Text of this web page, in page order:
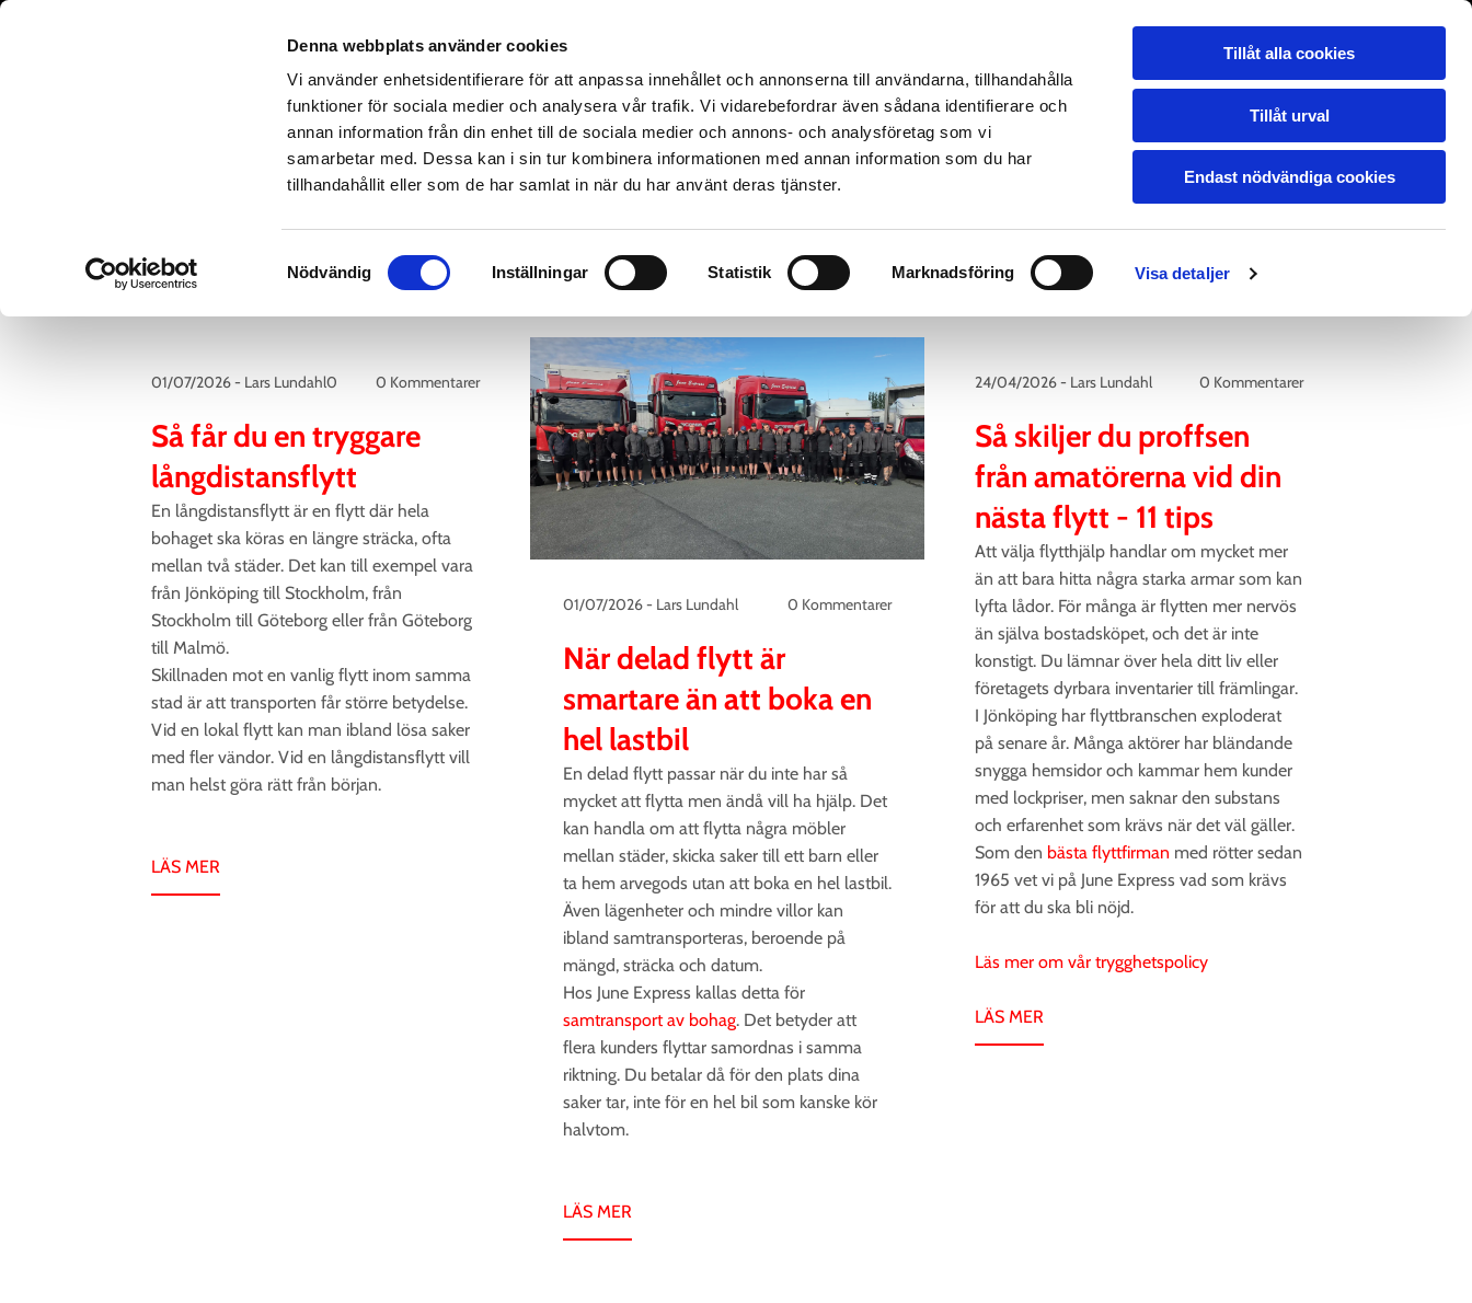
Denna webbplats använder cookies
Vi använder enhetsidentifierare för att anpassa innehållet och annonserna till användarna, tillhandahålla
funktioner för sociala medier och analysera vår trafik. Vi vidarebefordrar även sådana identifierare och
annan information från din enhet till de sociala medier och annons- och analysföretag som vi
samarbetar med. Dessa kan i sin tur kombinera informationen med annan information som du har
tillhandahållit eller som de har samlat in när du har använt deras tjänster.
Nödvändig Inställningar Statistik Marknadsföring Visa detaljer
Tillåt alla cookies
Tillåt urval
Endast nödvändiga cookies
036-71 88 30
HEM FLYTTJÄNSTER TRYGGHET TIPS & FRÅGOR OM OSS KONTAKT FÖRFRÅGAN / OFFERT
Välkommen till vår blogg
01/07/2026- Lars Lundahl0 0 Kommentarer
Så får du en tryggare
långdistansflytt
En långdistansflytt är en flytt där hela
bohaget ska köras en längre sträcka, ofta
mellan två städer. Det kan till exempel vara
från Jönköping till Stockholm, från
Stockholm till Göteborg eller från Göteborg
till Malmö.
Skillnaden mot en vanlig flytt inom samma
stad är att transporten får större betydelse.
Vid en lokal flytt kan man ibland lösa saker
med fler vändor. Vid en långdistansflytt vill
man helst göra rätt från början.
LÄS MER
01/07/2026- Lars Lundahl 0 Kommentarer
När delad flytt är
smartare än att boka en
hel lastbil
En delad flytt passar när du inte har så
mycket att flytta men ändå vill ha hjälp. Det
kan handla om att flytta några möbler
mellan städer, skicka saker till ett barn eller
ta hem arvegods utan att boka en hel lastbil.
Även lägenheter och mindre villor kan
ibland samtransporteras, beroende på
mängd, sträcka och datum.
Hos June Express kallas detta för
samtransport av bohag. Det betyder att
flera kunders flyttar samordnas i samma
riktning. Du betalar då för den plats dina
saker tar, inte för en hel bil som kanske kör
halvtom.
LÄS MER
24/04/2026- Lars Lundahl 0 Kommentarer
Så skiljer du proffsen
från amatörerna vid din
nästa flytt - 11 tips
Att välja flytthjälp handlar om mycket mer
än att bara hitta några starka armar som kan
lyfta lådor. För många är flytten mer nervös
än själva bostadsköpet, och det är inte
konstigt. Du lämnar över hela ditt liv eller
företagets dyrbara inventarier till främlingar.
I Jönköping har flyttbranschen exploderat
på senare år. Många aktörer har bländande
snygga hemsidor och kammar hem kunder
med lockpriser, men saknar den substans
och erfarenhet som krävs när det väl gäller.
Som den bästa flyttfirman med rötter sedan
1965 vet vi på June Express vad som krävs
för att du ska bli nöjd.
Läs mer om vår trygghetspolicy
LÄS MER